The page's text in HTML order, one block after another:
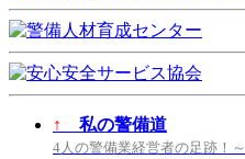
↑ 私の警備道
4人の警備業経営者の足跡！